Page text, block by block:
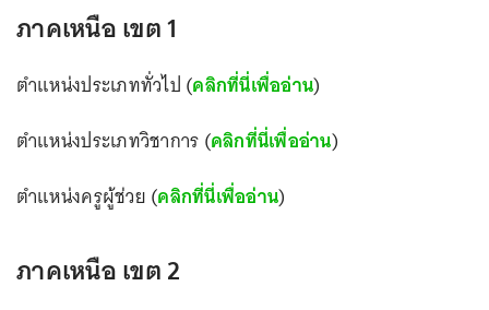
ภาคเหนือ เขต 1
ตำแหน่งประเภททั่วไป (คลิกที่นี่เพื่ออ่าน)
ตำแหน่งประเภทวิชาการ (คลิกที่นี่เพื่ออ่าน)
ตำแหน่งครูผู้ช่วย (คลิกที่นี่เพื่ออ่าน)
ภาคเหนือ เขต 2